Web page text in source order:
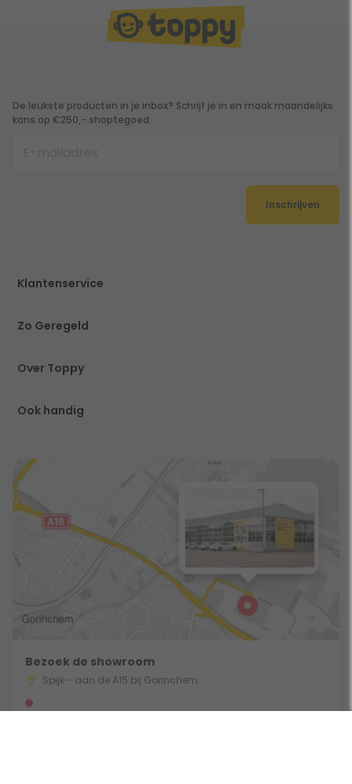
De leukste producten in je inbox? Schrijf je in en maak maandelijks
kans op €250,- shoptegoed.
Inschrijven
Klantenservice
Zo Geregeld
Over Toppy
Ook handig
Bezoek de showroom
Spijk - aan de A15 bij Gorinchem